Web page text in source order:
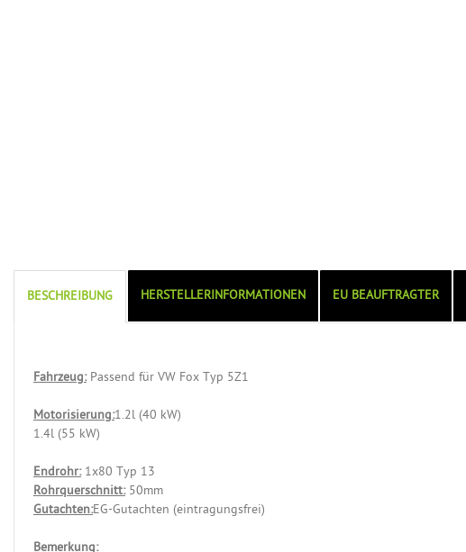
BESCHREIBUNG HERSTELLERINFORMATIONEN EU BEAUFTRAGTER
Fahrzeug:Passend für VW Fox Typ 5Z1
Motorisierung:1.2l (40 kW)
1.4l (55 kW)
Endrohr:1x80 Typ 13
Rohrquerschnitt:50mm
Gutachten:EG-Gutachten (eintragungsfrei)
Bemerkung: